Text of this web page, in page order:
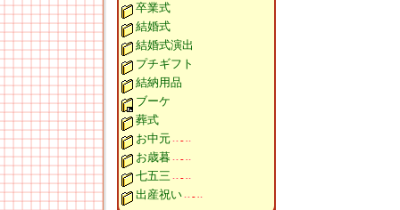
卒業式
結婚式
結婚式演出
プチギフト
結納用品
ブーケ
葬式
お中元
お歳暮
七五三
出産祝い